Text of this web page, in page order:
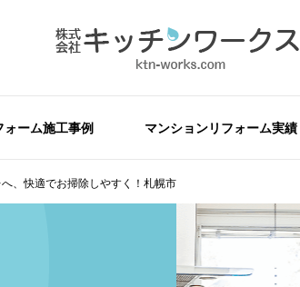
ォーム施工事例 マンションリフォーム実績
、快適でお掃除しやすく！札幌市